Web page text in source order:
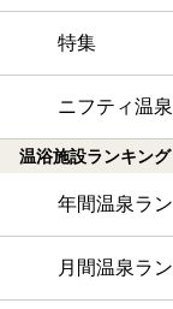
特集
ニフティ温
温浴施設ランキング
年間温泉ラ
月間温泉ラ